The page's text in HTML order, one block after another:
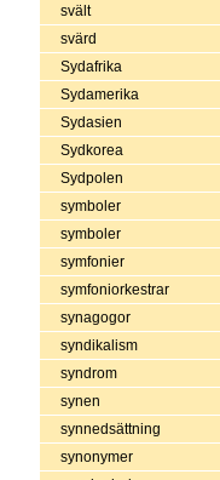
svält
svärd
Sydafrika
Sydamerika
Sydasien
Sydkorea
Sydpolen
symboler
symboler
symfonier
symfoniorkestrar
synagogor
syndikalism
syndrom
synen
synnedsättning
synonymer